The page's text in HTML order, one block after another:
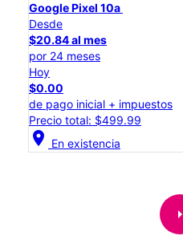
Google Pixel 10a
Desde
$20.84 al mes
por 24 meses
Hoy
$0.00
de pago inicial + impuestos
Precio total: $499.99
location_on En existencia
arrow_right